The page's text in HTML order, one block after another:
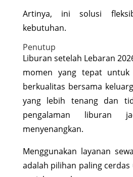
Artinya, ini solusi
kebutuhan.
Penutup
Liburan setelah Lebaran
momen yang tepat untuk
berkualitas bersama
yang lebih tenang dan
pengalaman liburan
menyenangkan.
Menggunakan layanan
adalah pilihan paling